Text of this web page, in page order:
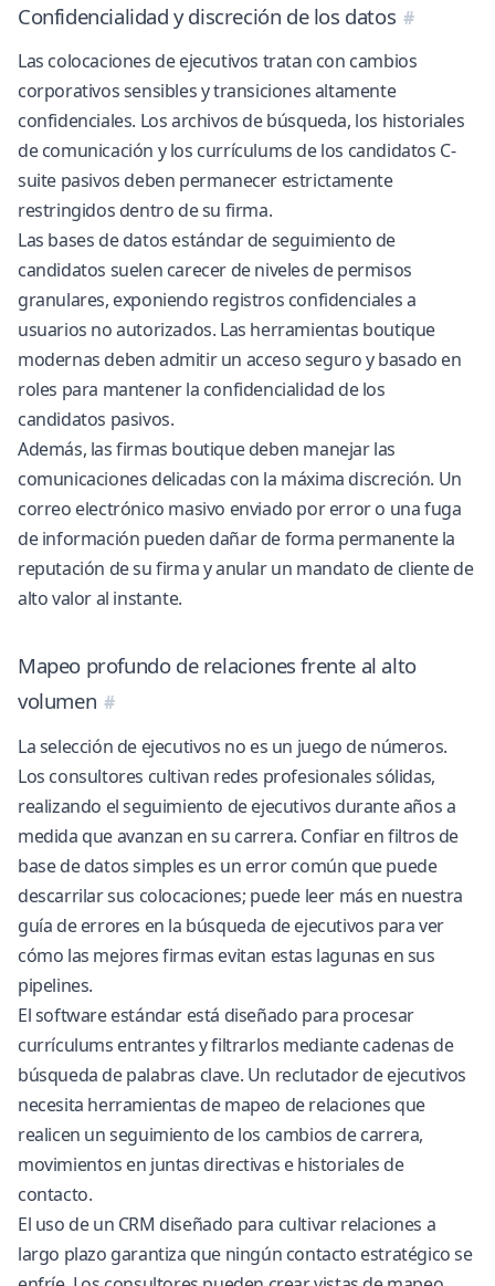
Confidencialidad y discreción de los datos
Las colocaciones de ejecutivos tratan con cambios
corporativos sensibles y transiciones altamente
confidenciales. Los archivos de búsqueda, los historiales
de comunicación y los currículums de los candidatos C-
suite pasivos deben permanecer estrictamente
restringidos dentro de su firma.
Las bases de datos estándar de seguimiento de
candidatos suelen carecer de niveles de permisos
granulares, exponiendo registros confidenciales a
usuarios no autorizados. Las herramientas boutique
modernas deben admitir un acceso seguro y basado en
roles para mantener la confidencialidad de los
candidatos pasivos.
Además, las firmas boutique deben manejar las
comunicaciones delicadas con la máxima discreción. Un
correo electrónico masivo enviado por error o una fuga
de información pueden dañar de forma permanente la
reputación de su firma y anular un mandato de cliente de
alto valor al instante.
Mapeo profundo de relaciones frente al alto
volumen
La selección de ejecutivos no es un juego de números.
Los consultores cultivan redes profesionales sólidas,
realizando el seguimiento de ejecutivos durante años a
medida que avanzan en su carrera. Confiar en filtros de
base de datos simples es un error común que puede
descarrilar sus colocaciones; puede leer más en nuestra
guía de errores en la búsqueda de ejecutivos para ver
cómo las mejores firmas evitan estas lagunas en sus
pipelines.
El software estándar está diseñado para procesar
currículums entrantes y filtrarlos mediante cadenas de
búsqueda de palabras clave. Un reclutador de ejecutivos
necesita herramientas de mapeo de relaciones que
realicen un seguimiento de los cambios de carrera,
movimientos en juntas directivas e historiales de
contacto.
El uso de un CRM diseñado para cultivar relaciones a
largo plazo garantiza que ningún contacto estratégico se